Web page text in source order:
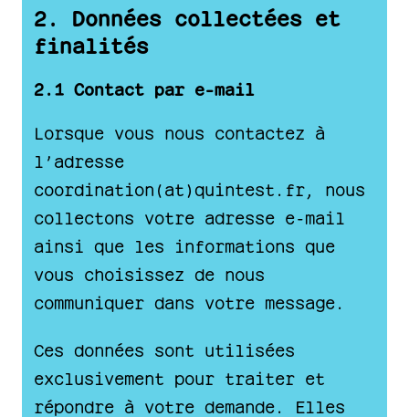
2. Données collectées et
finalités
2.1 Contact par e-mail
Lorsque vous nous contactez à
l’adresse
coordination(at)quintest.fr, nous
collectons votre adresse e-mail
ainsi que les informations que
vous choisissez de nous
communiquer dans votre message.
Ces données sont utilisées
exclusivement pour traiter et
répondre à votre demande. Elles